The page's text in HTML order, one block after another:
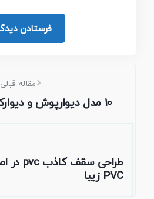
مقاله قبلی
10 مدل دیوارپوش و دیوارکوب در اصفهان
PVC زیبا